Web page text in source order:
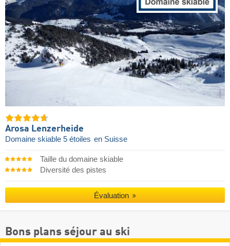
Arosa Lenzerheide
Domaine skiable 5 étoiles en Suisse
Taille du domaine skiable
Diversité des pistes
Évaluation
Bons plans séjour au ski